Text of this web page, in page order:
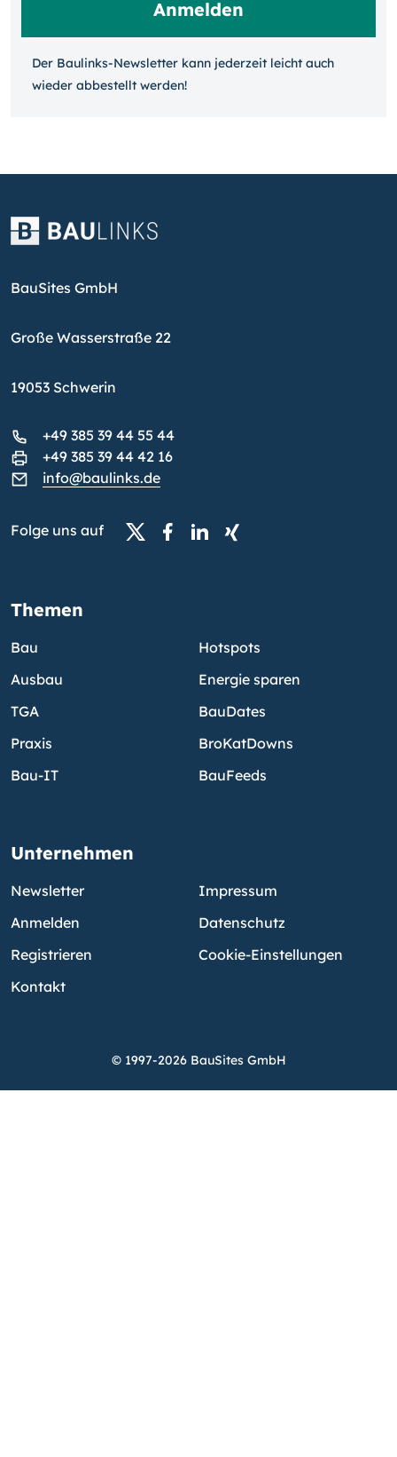
Der Baulinks-Newsletter kann jeder­zeit leicht auch
wieder ab­bestellt werden!
BauSites GmbH
Große Wasserstraße 22
19053 Schwerin
+49 385 39 44 55 44
+49 385 39 44 42 16
info@baulinks.de
Folge uns auf
Themen
Bau
Ausbau
TGA
Praxis
Bau-IT
Hotspots
Energie sparen
BauDates
BroKatDowns
BauFeeds
Unternehmen
Newsletter
Anmelden
Registrieren
Kontakt
Impressum
Datenschutz
Cookie-Einstellungen
© 1997-2026 BauSites GmbH